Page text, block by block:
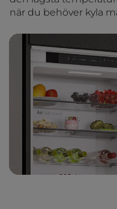
när du behöver kyla